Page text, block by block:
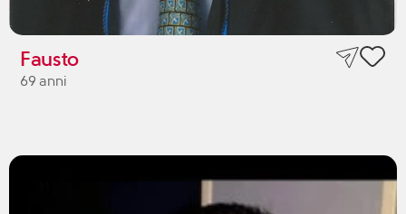
Fausto
69 anni